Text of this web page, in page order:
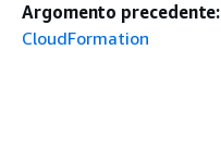
Argomento precedente:
CloudFormation